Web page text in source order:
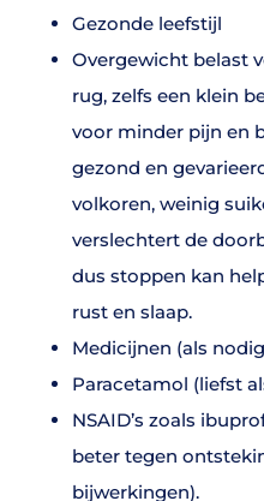
Gezonde leefstijl
Overgewicht belast
rug, zelfs een klein
voor minder pijn en
gezond en
volkoren, weinig
verslechtert de
dus stoppen kan
rust en slaap.
Medicijnen (als
Paracetamol (liefst
NSAID’s zoals
beter tegen
bijwerkingen).